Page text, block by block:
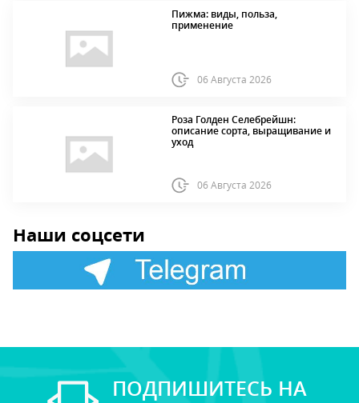
Пижма: виды, польза,
применение
06 Августа 2026
Роза Голден Селебрейшн:
описание сорта, выращивание и
уход
06 Августа 2026
Наши соцсети
ПОДПИШИТЕСЬ НА